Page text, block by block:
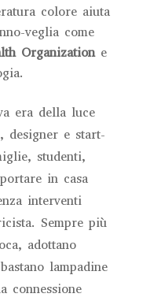
colore aiuta
veglia come
Organizatione
era della luce
designer e start-
studenti,
in casa
interventi
Sempre più
adottano
lampadine
connessione